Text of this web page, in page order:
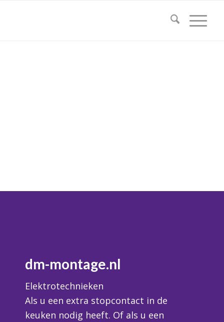
dm-montage.nl
Elektrotechnieken
Als u een extra stopcontact in de
keuken nodig heeft. Of als u een